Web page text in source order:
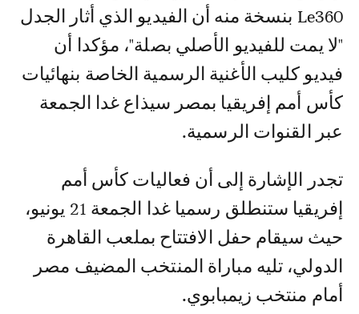
Le360 بنسخة منه أن الفيديو الذي أثار الجدل
"لا يمت للفيديو الأصلي بصلة"، مؤكدا أن
فيديو كليب الأغنية الرسمية الخاصة بنهائيات
كأس أمم إفريقيا بمصر سيذاع غدا الجمعة
عبر القنوات الرسمية.
تجدر الإشارة إلى أن فعاليات كأس أمم
إفريقيا ستنطلق رسميا غدا الجمعة 21 يونيو،
حيث سيقام حفل الافتتاح بملعب القاهرة
الدولي، تليه مباراة المنتخب المضيف مصر
أمام منتخب زيمبابوي.